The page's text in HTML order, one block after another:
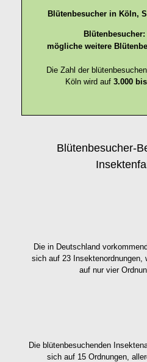
Blütenbesucher in Köln,
Blütenbesucher:
mögliche weitere
Die Zahl der
Köln wird auf 3.000
Blütenbesucher-
Die in Deutschland
sich auf 23 Insektenordnungen,
auf nur vier
Die blütenbesuchenden
sich auf 15 Ordnungen,